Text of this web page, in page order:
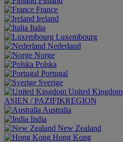
France
Ireland
Italia
Luxembourg
Nederland
Norge
Polska
Portugal
Sverige
United Kingdom
ASIEN / PAZIFIKREGION
Australia
India
New Zealand
Hong Kong